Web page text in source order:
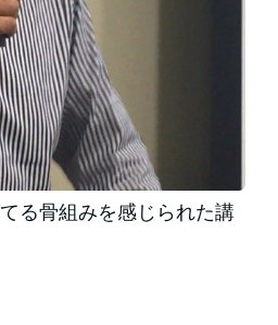
る骨組みを感じられた講